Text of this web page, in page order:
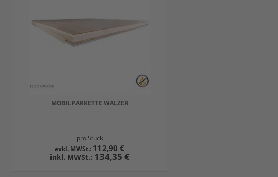
MOBILPARKETTE WALZER
pro Stück
134,35 €
112,90 €